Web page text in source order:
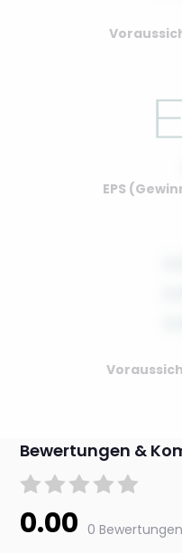
EPS
Bewertungen &
0.00 0 Bewertungen